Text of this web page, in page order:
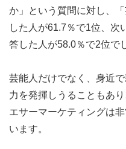
か」という質問に対し、
した人が61.7％で1位、次
答した人が58.0％で2位で
芸能人だけでなく、身近
力を発揮しうることもあ
エサーマーケティングは
います。